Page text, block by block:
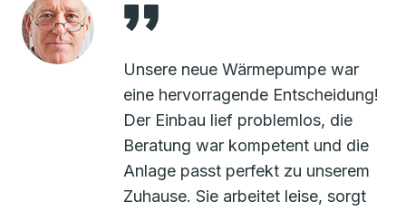
Unsere neue Wärmepumpe war
eine hervorragende Entscheidung!
Der Einbau lief problemlos, die
Beratung war kompetent und die
Anlage passt perfekt zu unserem
Zuhause. Sie arbeitet leise, sorgt